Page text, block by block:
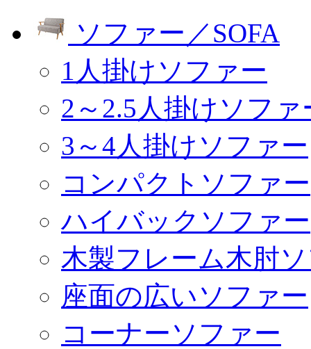
ソファー／SOFA
1人掛けソファー
2～2.5人掛けソファ
3～4人掛けソファー
コンパクトソファー
ハイバックソファー
木製フレーム木肘
座面の広いソファー
コーナーソファー